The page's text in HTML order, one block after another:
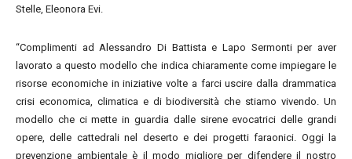
Stelle, Eleonora Evi.
“Complimenti ad Alessandro Di Battista e Lapo Sermonti per aver
lavorato a questo modello che indica chiaramente come impiegare le
risorse economiche in iniziative volte a farci uscire dalla drammatica
crisi economica, climatica e di biodiversità che stiamo vivendo. Un
modello che ci mette in guardia dalle sirene evocatrici delle grandi
opere, delle cattedrali nel deserto e dei progetti faraonici. Oggi la
prevenzione ambientale è il modo migliore per difendere il nostro